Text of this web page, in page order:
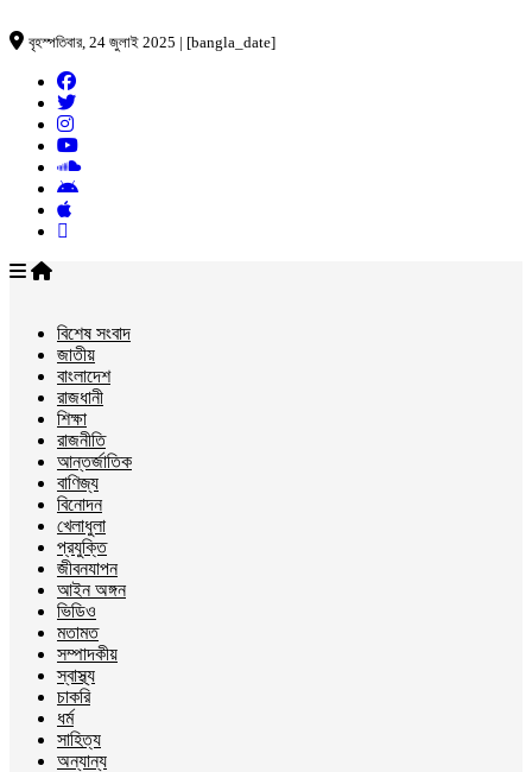
বৃহস্পতিবার, 24 জুলাই 2025 | [bangla_date]
বিশেষ সংবাদ
জাতীয়
বাংলাদেশ
রাজধানী
শিক্ষা
রাজনীতি
আন্তর্জাতিক
বাণিজ্য
বিনোদন
খেলাধুলা
প্রযুক্তি
জীবনযাপন
আইন অঙ্গন
ভিডিও
মতামত
সম্পাদকীয়
স্বাস্থ্য
চাকরি
ধর্ম
সাহিত্য
অন্যান্য